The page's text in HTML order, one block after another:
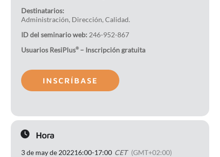
Destinatarios:
Administración, Dirección, Calidad.
ID del seminario web: 246-952-867
Usuarios ResiPlus®– Inscripción gratuita
INSCRÍBASE
Hora
3 de may de 202216:00-17:00 CET (GMT+02:00)